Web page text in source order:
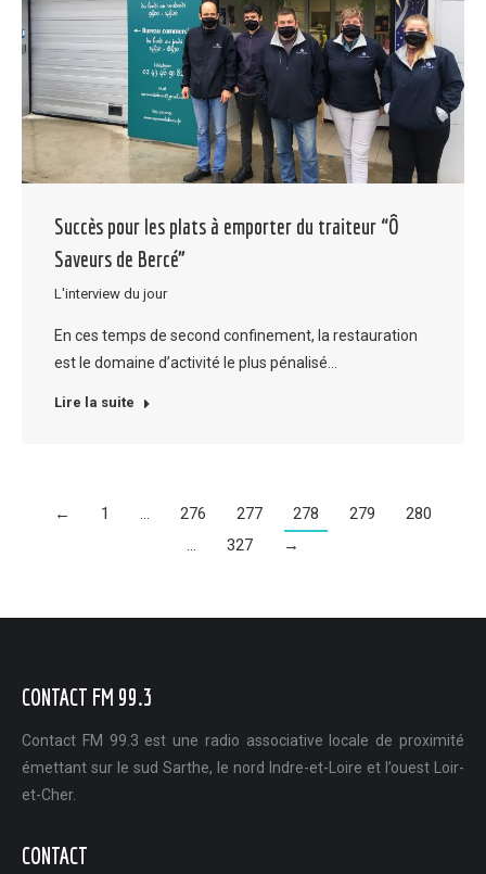
Succès pour les plats à emporter du traiteur “Ô
Saveurs de Bercé”
L'interview du jour
En ces temps de second confinement, la restauration
est le domaine d’activité le plus pénalisé…
Lire la suite
← 1 … 276 277 278 279
280
…
327 →
CONTACT FM 99.3
Contact FM 99.3 est une radio associative locale de proximité
émettant sur le sud Sarthe, le nord Indre-et-Loire et l’ouest Loir-
et-Cher.
CONTACT